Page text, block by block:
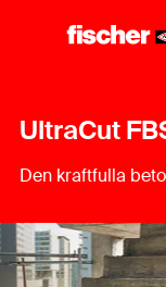
UltraCut
Den kraftfulla